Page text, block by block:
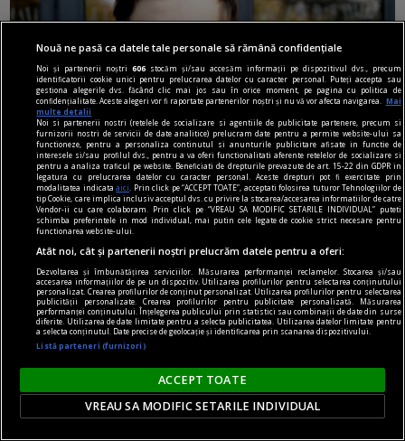
poemul săptămînii
Relicve, ustensile
Tocmai îmi vin în minte spălarea picioarelor,
Ciubotele lui van Gogh
Nouă ne pasă ca datele tale personale să rămână confidențiale
Noi și partenerii noștri606 stocăm și/sau accesăm informații pe dispozitivul dvs., precum
identificatorii cookie unici pentru prelucrarea datelor cu caracter personal. Puteți accepta sau
gestiona alegerile dvs. făcând clic mai jos sau în orice moment, pe pagina cu politica de
confidențialitate. Aceste alegeri vor fi raportate partenerilor noștri și nu vă vor afecta navigarea.
Mai
multe detalii
Noi si partenerii nostri (retelele de socializare si agentiile de publicitate partenere, precum si
furnizorii nostri de servicii de date analitice) prelucram date pentru a permite website-ului sa
functioneze, pentru a personaliza continutul si anunturile publicitare afisate in functie de
interesele si/sau profilul dvs., pentru a va oferi functionalitati aferente retelelor de socializare si
pentru a analiza traficul pe website. Beneficiati de drepturile prevazute de art. 15-22 din GDPR in
legatura cu prelucrarea datelor cu caracter personal. Aceste drepturi pot fi exercitate prin
modalitatea indicataaici
. Prin click pe “ACCEPT TOATE”, acceptati folosirea tuturor Tehnologiilor de
tip Cookie, care implica inclusiv acceptul dvs. cu privire la stocarea/accesarea informatiilor de catre
Vendor-ii cu care colaboram. Prin click pe “VREAU SA MODIFIC SETARILE INDIVIDUAL” puteti
schimba preferintele in mod individual, mai putin cele legate de cookie strict necesare pentru
functionarea website-ului.
Atât noi, cât și partenerii noștri prelucrăm datele pentru a oferi:
Dezvoltarea și îmbunătățirea serviciilor. Măsurarea performanței reclamelor. Stocarea și/sau
accesarea informațiilor de pe un dispozitiv. Utilizarea profilurilor pentru selectarea conținutului
personalizat. Crearea profilurilor de conținut personalizat. Utilizarea profilurilor pentru selectarea
publicității personalizate. Crearea profilurilor pentru publicitate personalizată. Măsurarea
performanței conținutului. Înțelegerea publicului prin statistici sau combinații de date din surse
diferite. Utilizarea de date limitate pentru a selecta publicitatea. Utilizarea datelor limitate pentru
a selecta conținutul. Date precise de geolocație și identificarea prin scanarea dispozitivului.
Listă parteneri (furnizori)
ACCEPT TOATE
VREAU SA MODIFIC SETARILE INDIVIDUAL